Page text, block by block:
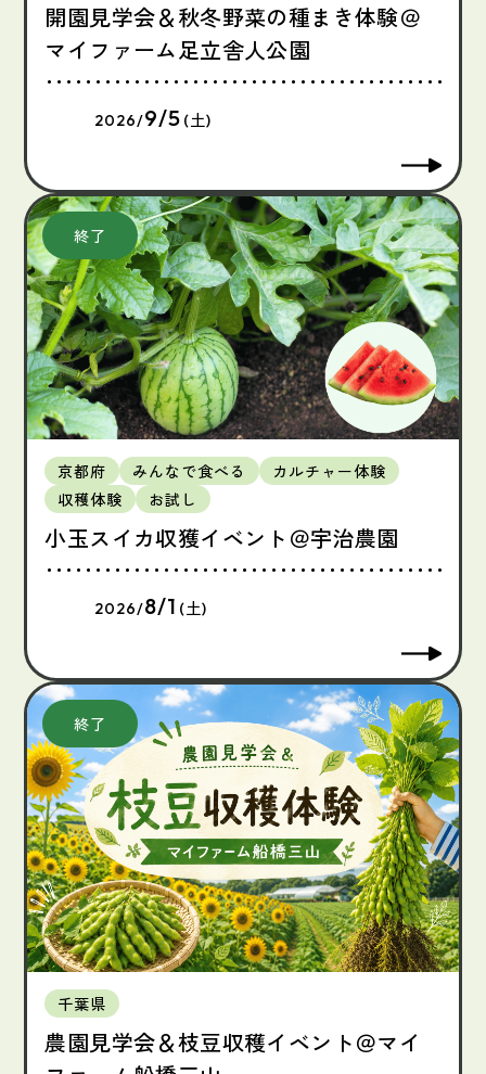
開園見学会＆秋冬野菜の種まき体験＠
マイファーム足立舎人公園
2026/9/5 (土)
京都府 みんなで食べる
カルチャー体験
収穫体験
お試し
小玉スイカ収獲イベント＠宇治農園
2026/8/1 (土)
千葉県
農園見学会＆枝豆収穫イベント＠マイ